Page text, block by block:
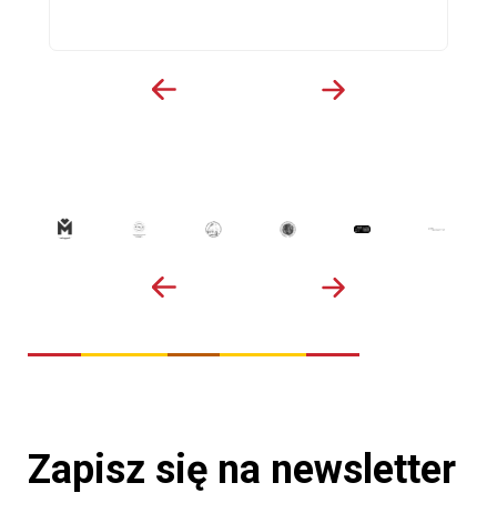
Zapisz się na newsletter